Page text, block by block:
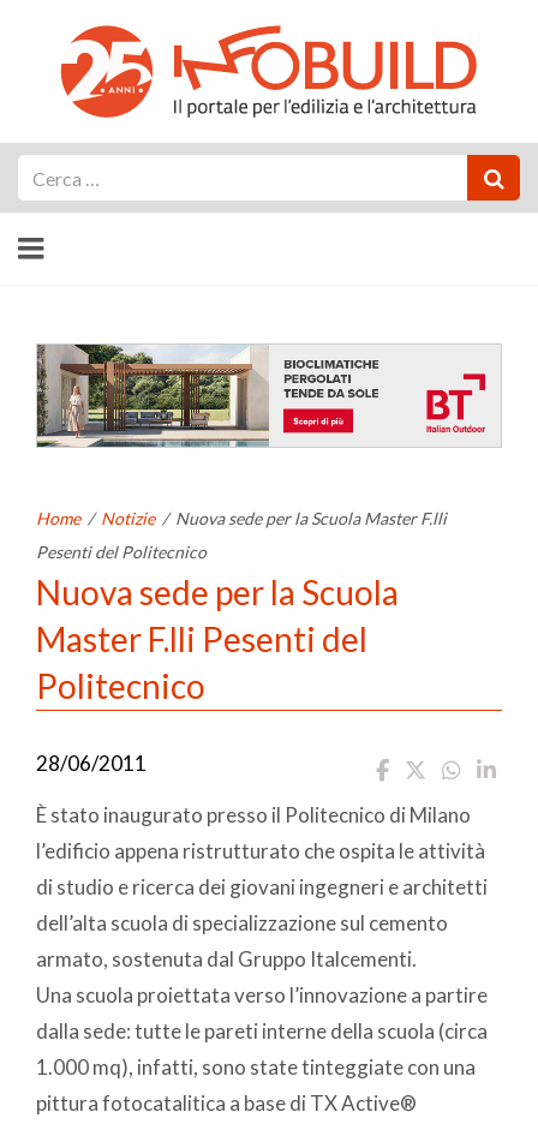
Home / Notizie / Nuova sede per la Scuola Master F.lli
Pesenti del Politecnico
Nuova sede per la Scuola
Master F.lli Pesenti del
Politecnico
28/06/2011
È stato inaugurato presso il Politecnico di Milano
l’edificio appena ristrutturato che ospita le attività
di studio e ricerca dei giovani ingegneri e architetti
dell’alta scuola di specializzazione sul cemento
armato, sostenuta dal Gruppo Italcementi.
Una scuola proiettata verso l’innovazione a partire
dalla sede: tutte le pareti interne della scuola (circa
1.000 mq), infatti, sono state tinteggiate con una
pittura fotocatalitica a base di TX Active®